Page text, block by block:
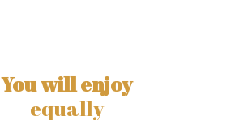
You will enjoy
equally